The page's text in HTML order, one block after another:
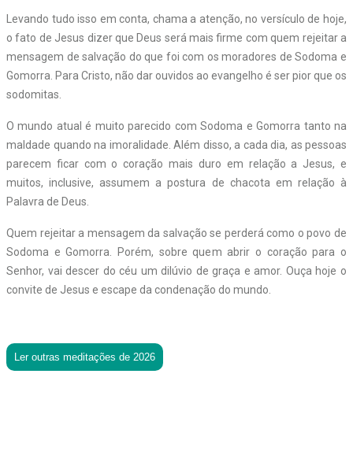
Levando tudo isso em conta, chama a atenção, no versículo de hoje,
o fato de Jesus dizer que Deus será mais firme com quem rejeitar a
mensagem de salvação do que foi com os moradores de Sodoma e
Gomorra. Para Cristo, não dar ouvidos ao evangelho é ser pior que os
sodomitas.
O mundo atual é muito parecido com Sodoma e Gomorra tanto na
maldade quando na imoralidade. Além disso, a cada dia, as pessoas
parecem ficar com o coração mais duro em relação a Jesus, e
muitos, inclusive, assumem a postura de chacota em relação à
Palavra de Deus.
Quem rejeitar a mensagem da salvação se perderá como o povo de
Sodoma e Gomorra. Porém, sobre quem abrir o coração para o
Senhor, vai descer do céu um dilúvio de graça e amor. Ouça hoje o
convite de Jesus e escape da condenação do mundo.
Ler outras meditações de 2026